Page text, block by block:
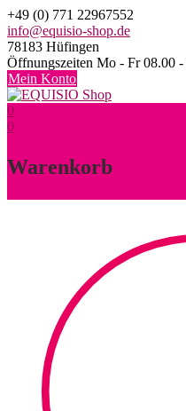
Skip
to
content
+49 (0) 771 22967552
info@equisio-shop.de
78183 Hüfingen
Öffnungszeiten Mo - Fr 08.00
Mein Konto
0
0
Warenkorb